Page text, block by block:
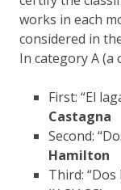
works in each
considered in
In category A (a
First: “El
Castagna
Second:
Hamilton
Third: